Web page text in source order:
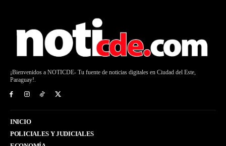
¡Bienvenidos a NOTICDE- Tu fuente de noticias digitales en Ciudad del Este,
Paraguay!.
INICIO
POLICIALES Y JUDICIALES